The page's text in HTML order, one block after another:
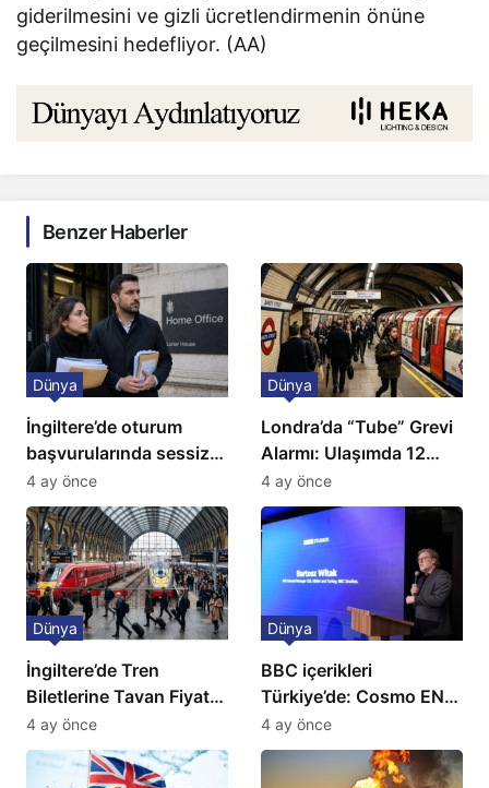
giderilmesini ve gizli ücretlendirmenin önüne
geçilmesini hedefliyor. (AA)
Benzer Haberler
İngiltere’de oturum
başvurularında sessiz
kriz: Büyükelçilikten
açıklama!
Dünya
4 ay önce
Londra’da “Tube” Grevi
Alarmı: Ulaşımda 12
Günlük Kaos Kapıda
Dünya
4 ay önce
İngiltere’de Tren
Biletlerine Tavan Fiyat:
Ulaşımda Yeni
Düzenleme
Dünya
4 ay önce
BBC içerikleri
Türkiye’de: Cosmo EN
ve BBC Player yayında
Dünya
4 ay önce